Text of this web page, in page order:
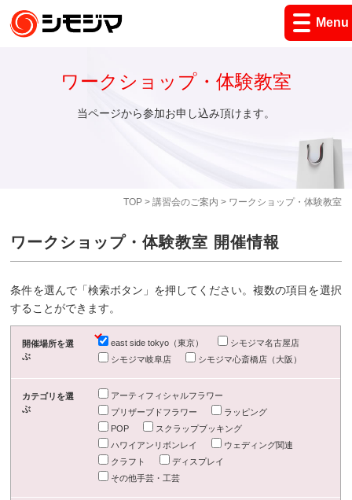
Menu
TOP> 講習会のご案内 > ワークショップ・体験教室
ワークショップ・体験教室
当ページから参加お申し込み頂けます。
ワークショップ・体験教室 開催情報
条件を選んで「検索ボタン」を押してください。複数の項目を選択
することができます。
開催場所を選
ぶ
east side tokyo（東京）
シモジマ名古屋店
シモジマ岐阜店
シモジマ心斎橋店（大阪）
カテゴリを選
ぶ
アーティフィシャルフラワー
プリザーブドフラワー
ラッピング
POP
スクラップブッキング
ハワイアンリボンレイ
ウェディング関連
クラフト
ディスプレイ
その他手芸・工芸